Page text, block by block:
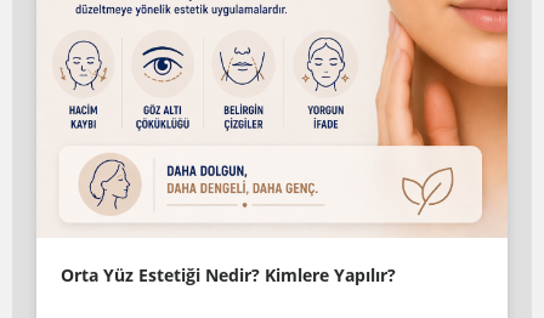
Orta Yüz Estetiği Nedir? Kimlere Yapılır?